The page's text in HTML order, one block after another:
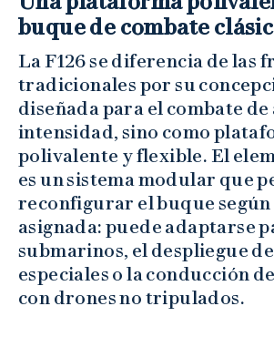
buque de combate
La F126 se diferencia de las
tradicionales por su
diseñada para el combate de
intensidad, sino como
polivalente y flexible. El
es un sistema modular que
reconfigurar el buque según
asignada: puede adaptarse
submarinos, el despliegue
especiales o la conducción
con drones no tripulados.